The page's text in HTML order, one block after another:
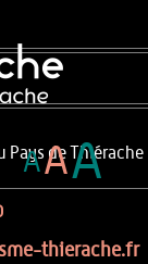
Pays de Thiérache
thierache.fr
AAA